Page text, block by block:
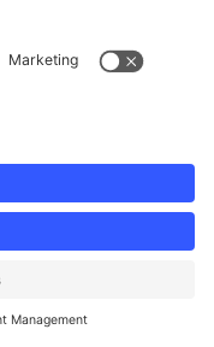
de arte
de los jóvenes
un
para jóvenes
iniciativa,
en las
utilizando